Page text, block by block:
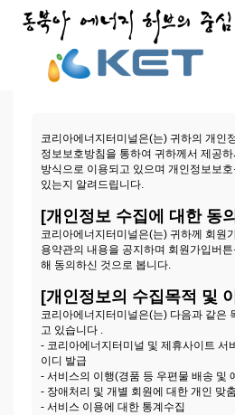
개인정보취급방침
코리아에너지터미널은(는) 귀하의 개인
정보보호방침을 통하여 귀하께서 제공
방식으로 이용되고 있으며 개인정보보
있는지 알려드립니다.
[개인정보 수집에 대한 동
코리아에너지터미널은(는) 귀하께 회원
용약관의 내용을 공지하며 회원가입버
해 동의하신 것으로 봅니다.
[개인정보의 수집목적 및
코리아에너지터미널은(는) 다음과 같은
고 있습니다 .
- 코리아에너지터미널 및 제휴사이트 서
이디 발급
- 서비스의 이행(경품 등 우편물 배송 및
- 장애처리 및 개별 회원에 대한 개인 맞
- 서비스 이용에 대한 통계수집